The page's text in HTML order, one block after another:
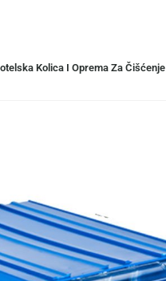
Kolica I Oprema Za Čišćenje